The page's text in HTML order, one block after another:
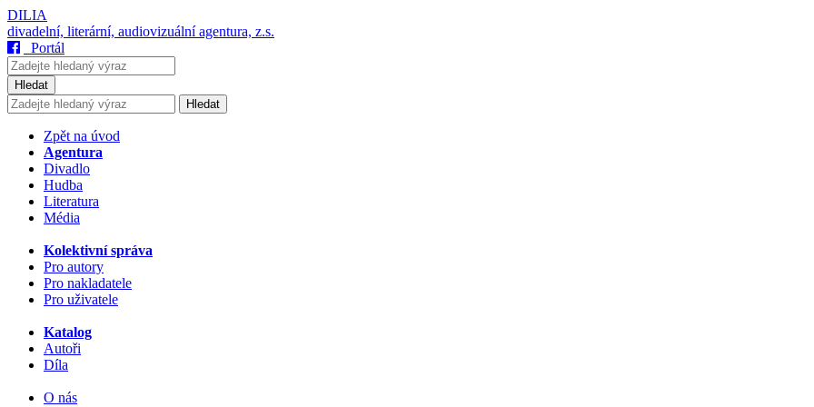
DILIA
divadelní, literární, audiovizuální agentura, z.s.
Portál
Hledat
Hledat
Zpět na úvod
Agentura
Divadlo
Hudba
Literatura
Média
Kolektivní správa
Pro autory
Pro nakladatele
Pro uživatele
Katalog
Autoři
Díla
O nás